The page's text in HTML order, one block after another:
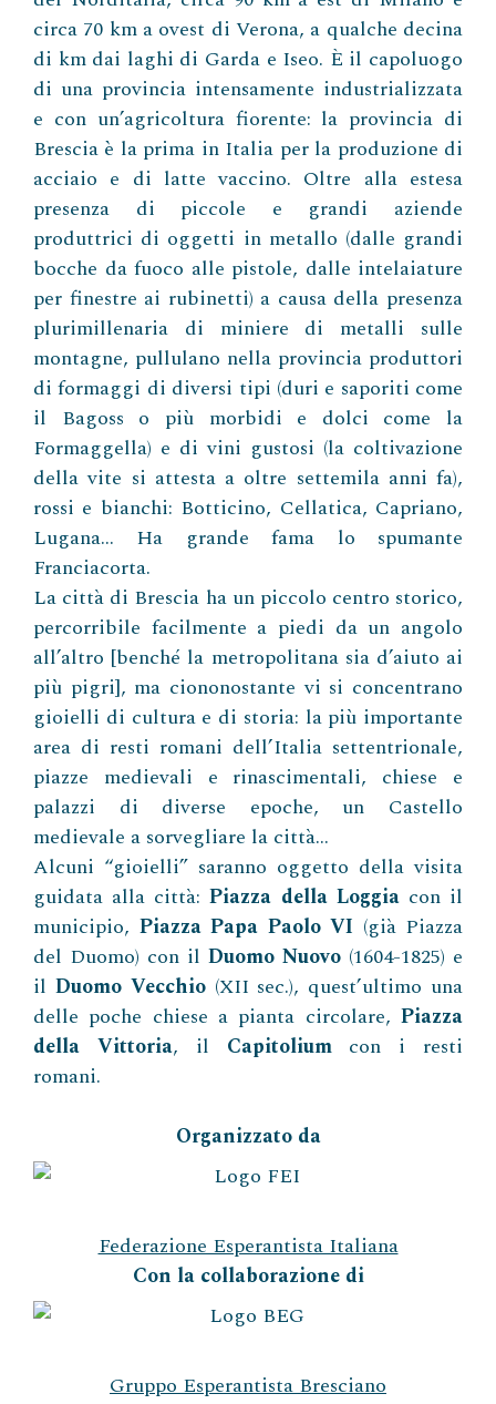
circa 70 km a ovest di Verona, a qualche decina
di km dai laghi di Garda e Iseo. È il capoluogo
di una provincia intensamente industrializzata
e con un’agricoltura fiorente: la provincia di
Brescia è la prima in Italia per la produzione di
acciaio e di latte vaccino. Oltre alla estesa
presenza di piccole e grandi aziende
produttrici di oggetti in metallo (dalle grandi
bocche da fuoco alle pistole, dalle intelaiature
per finestre ai rubinetti) a causa della presenza
plurimillenaria di miniere di metalli sulle
montagne, pullulano nella provincia produttori
di formaggi di diversi tipi (duri e saporiti come
il Bagoss o più morbidi e dolci come la
Formaggella) e di vini gustosi (la coltivazione
della vite si attesta a oltre settemila anni fa),
rossi e bianchi: Botticino, Cellatica, Capriano,
Lugana… Ha grande fama lo spumante
Franciacorta.
La città di Brescia ha un piccolo centro storico,
percorribile facilmente a piedi da un angolo
all’altro [benché la metropolitana sia d’aiuto ai
più pigri], ma ciononostante vi si concentrano
gioielli di cultura e di storia: la più importante
area di resti romani dell’Italia settentrionale,
piazze medievali e rinascimentali, chiese e
palazzi di diverse epoche, un Castello
medievale a sorvegliare la città…
Alcuni “gioielli” saranno oggetto della visita
guidata alla città:Piazza della Loggiacon il
municipio, Piazza Papa Paolo VI (già Piazza
del Duomo) con il Duomo Nuovo (1604-1825) e
il Duomo Vecchio(XII sec.), quest’ultimo una
delle poche chiese a pianta circolare, Piazza
della Vittoria, il Capitoliumcon i resti
romani.
Organizzato da
Federazione Esperantista Italiana
Con la collaborazione di
Gruppo Esperantista Bresciano